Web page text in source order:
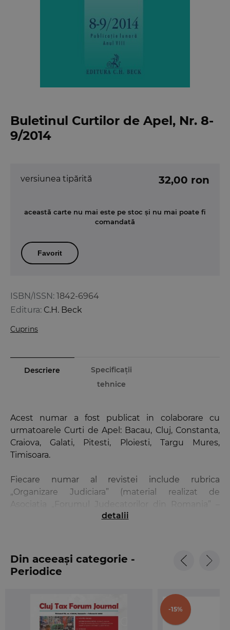
Buletinul Curtilor de Apel, Nr. 8-
9/2014
ISBN/ISSN: 1842-6964
Editura: C.H. Beck
Cuprins
versiunea tipărită 32,00 ron
această carte nu mai este pe stoc și nu mai poate fi
comandată
Favorit
Descriere
Specificații
tehnice
Acest numar a fost publicat in colaborare cu
urmatoarele Curti de Apel: Bacau, Cluj, Constanta,
Craiova, Galati, Pitesti, Ploiesti, Targu Mures,
Timisoara.
Fiecare numar al revistei include rubrica
„Organizare Judiciara” (material realizat de
Asociatia „Forumul Judecatorilor din Romania” –
www.forumuljudecatorilor.ro).
Apel
pune la dispozitia cititorilor urmatoarele
instrumente de cautare:
marginale ale deciziilor;
- Lista deciziilor pe sectii – cu trimitere la numarul
detalii
Din aceeași categorie -
Periodice
-15%